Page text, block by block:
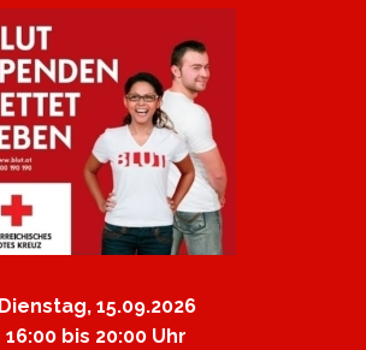
Dienstag, 15.09.2026
16:00 bis 20:00 Uhr